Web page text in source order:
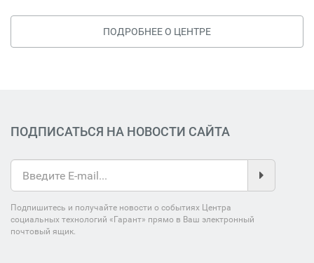
ПОДРОБНЕЕ О ЦЕНТРЕ
ПОДПИСАТЬСЯ НА НОВОСТИ САЙТА
Подпишитесь и получайте новости о событиях Центра
социальных технологий «Гарант» прямо в Ваш электронный
почтовый ящик.